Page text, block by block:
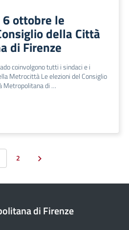
ottobre le
della Città
di Firenze
coinvolgono tutti i sindaci e i
Metrocittà Le elezioni del Consiglio
Metropolitana di …
2
di Firenze